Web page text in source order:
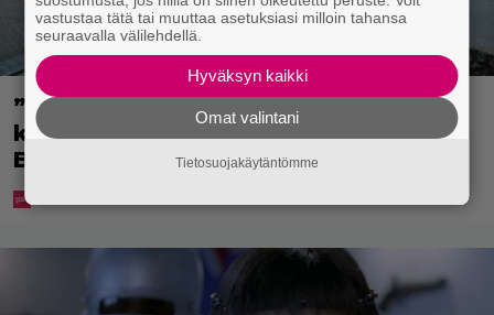
”Mitä isompi vehje, sen paremmin
kulkee” – Susanna Penttilä suuntasi
Bangbussinsa Helsingin keskustaan
vastustaa tätä tai muuttaa asetuksiasi milloin tahansa
seuraavalla välilehdellä.
Hyväksyn kaikki
Omat valintani
Tietosuojakäytäntömme